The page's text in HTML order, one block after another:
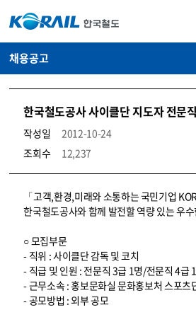
채용공고
한국철도공사 사이클단 지도자 전문
작성일
2012-10-24
조회수
12,237
코레일소개_경영공시_채용공고 상세보기 – 내용, 파일, 담당자 연락처로 구성
「고객,환경,미래와 소통하는 국민기업
한국철도공사와 함께 발전할 역량 있는 우
○ 모집부문
- 직위 : 사이클단 감독 및 코치
- 직급 및 인원 : 전문직 3급 1명/전문직 4급
- 근무소속 : 홍보문화실 문화홍보처 스포츠
- 공모방법 : 외부 공모